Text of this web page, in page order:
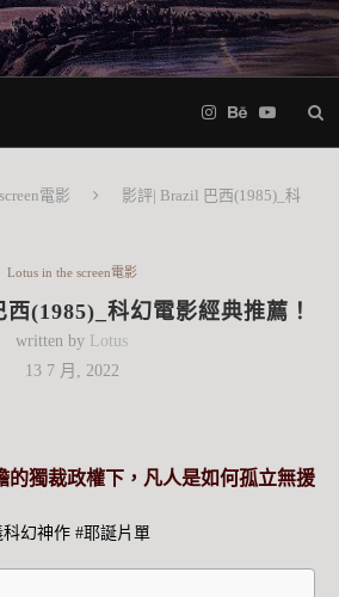
電影
影評| Brazil 巴西(1985)_科
Lotus in the screen電影
(1985)_科幻電影經典推薦！
written by Lotus
13 7 月, 2022
的獨裁政權下，凡人是如何孤立無援
幻神作 #耶誕片單